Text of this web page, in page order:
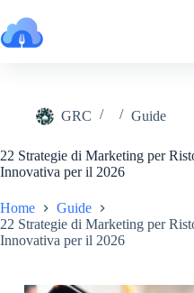
al
contenuto
GRC Guide
22 Strategie di Marketing per
Innovativa per il 2026
Home
Guide
22 Strategie di Marketing per
Innovativa per il 2026